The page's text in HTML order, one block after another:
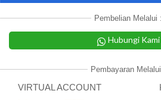
Pembelian Melalui :
Hubungi Kami
Pembayaran
VIRTUAL ACCOUNT